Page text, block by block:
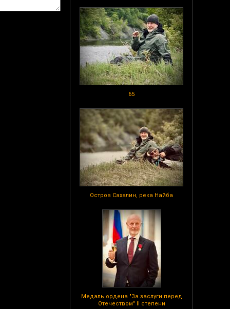
65
Остров Сахалин, река Найба
Медаль ордена "За заслуги перед
Отечеством" II степени